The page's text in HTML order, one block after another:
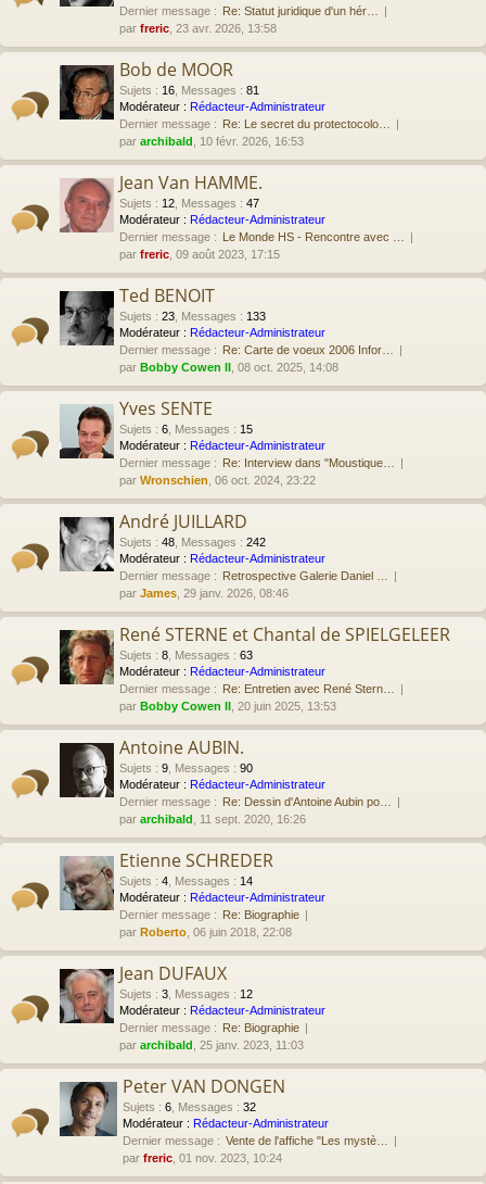
Dernier message : Re: Statut juridique d'un hér…
par freric , 23 avr. 2026, 13:58
Bob de MOOR
Sujets : 16 Messages : 81
Modérateur : Rédacteur-Administrateur
Dernier message : Re: Le secret du protectocolo…
par archibald , 10 févr. 2026, 16:53
Jean Van HAMME.
Sujets : 12 Messages : 47
Modérateur : Rédacteur-Administrateur
Dernier message : Le Monde HS - Rencontre avec …
par freric , 09 août 2023, 17:15
Ted BENOIT
Sujets : 23 Messages : 133
Modérateur : Rédacteur-Administrateur
Dernier message : Re: Carte de voeux 2006 Infor…
par Bobby Cowen II , 08 oct. 2025, 14:08
Yves SENTE
Sujets : 6 Messages : 15
Modérateur : Rédacteur-Administrateur
Dernier message : Re: Interview dans "Moustique…
par Wronschien , 06 oct. 2024, 23:22
André JUILLARD
Sujets : 48 Messages : 242
Modérateur : Rédacteur-Administrateur
Dernier message : Retrospective Galerie Daniel …
par James , 29 janv. 2026, 08:46
René STERNE et Chantal de SPIELGELEER
Sujets : 8 Messages : 63
Modérateur : Rédacteur-Administrateur
Dernier message : Re: Entretien avec René Stern…
par Bobby Cowen II , 20 juin 2025, 13:53
Antoine AUBIN.
Sujets : 9 Messages : 90
Modérateur : Rédacteur-Administrateur
Dernier message : Re: Dessin d'Antoine Aubin po…
par archibald , 11 sept. 2020, 16:26
Etienne SCHREDER
Sujets : 4 Messages : 14
Modérateur : Rédacteur-Administrateur
Dernier message : Re: Biographie
par Roberto , 06 juin 2018, 22:08
Jean DUFAUX
Sujets : 3 Messages : 12
Modérateur : Rédacteur-Administrateur
Dernier message : Re: Biographie
par archibald , 25 janv. 2023, 11:03
Peter VAN DONGEN
Sujets : 6 Messages : 32
Modérateur : Rédacteur-Administrateur
Dernier message : Vente de l'affiche "Les mystè…
par freric , 01 nov. 2023, 10:24